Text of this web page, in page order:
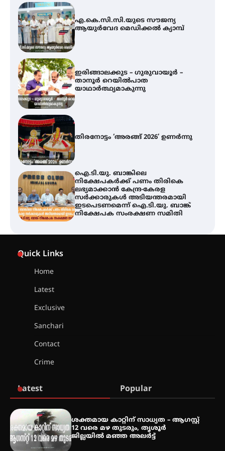
ഇരിങ്ങാലക്കുട – ഗുരുവായൂർ –
താനൂർ റെയിൽപാത
യാഥാർത്ഥ്യമാകുന്നു
തിരനോട്ടം ‘അരങ്ങ് 2026’ ഉണർന്നു
നിക്ഷേപകർക്ക് പണം തിരികെ
ലഭ്യമാക്കാൻ കേന്ദ്ര-കേരള
സർക്കാരുകൾ അടിയന്തരമായി
ഇടപെടണമെന്ന് ഐ.ടി.യു. ബാങ്ക്
നിക്ഷേപക സംരക്ഷണ സമിതി
യൂത്ത് കോൺഗ്രസ്‌ സ്ഥാപക ദിനം
– ഇരിങ്ങാലക്കുടയിൽ
ലഹരിവിരുദ്ധ പ്രതിജ്ഞയെടുത്ത്
യൂത്ത് കോൺഗ്രസ്
തിരനോട്ടം ‘അരങ്ങ് 2026’ ഉണർന്നു
Quick Links
Home
Latest
Exclusive
Sanchari
Contact
Crime
Latest Popular
ശക്തമായ കാറ്റിന് സാധ്യത – ആഗസ്റ്റ്
12 വരെ മഴ തുടരും, തൃശൂർ
ജില്ലയിൽ മഞ്ഞ അലർട്ട്